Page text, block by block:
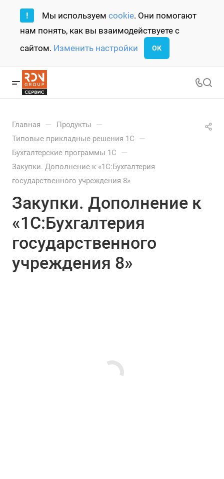
! Мы используем cookie. Они помогают
нам понять, как вы взаимодействуете с
сайтом. Изменить настройки ОК
Главная — Продукты —
Типовые прикладные решения 1С —
Бухгалтерские программы 1С —
Закупки. Дополнение к «1С:Бухгалтерия
государственного учреждения 8»
Закупки. Дополнение к
«1С:Бухгалтерия
государственного
учреждения 8»